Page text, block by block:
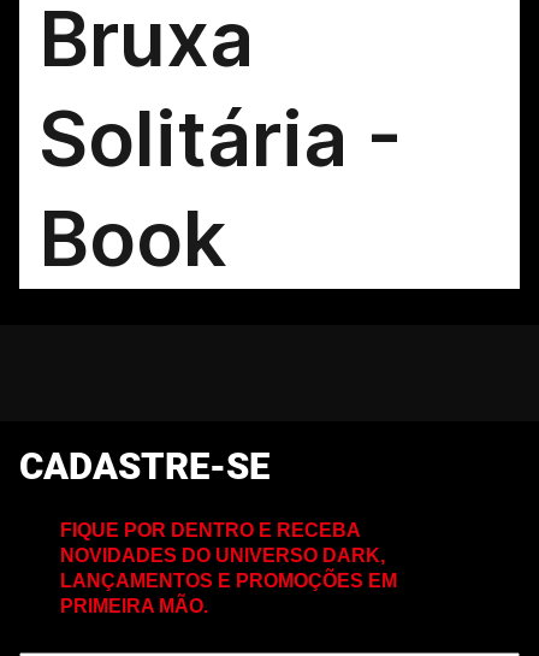
CADASTRE-SE
FIQUE POR DENTRO E RECEBA
NOVIDADES DO UNIVERSO DARK,
LANÇAMENTOS E PROMOÇÕES EM
PRIMEIRA MÃO.